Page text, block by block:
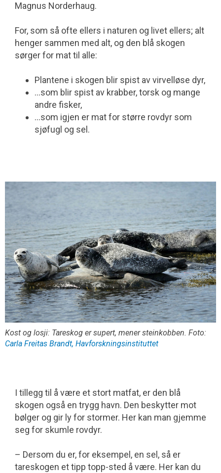
Magnus Norderhaug.
For, som så ofte ellers i naturen og livet ellers; alt
henger sammen med alt, og den blå skogen
sørger for mat til alle:
Plantene i skogen blir spist av virvelløse dyr,
...som blir spist av krabber, torsk og mange
andre fisker,
...som igjen er mat for større rovdyr som
sjøfugl og sel.
Kost og losji: Tareskog er supert, mener steinkobben. Foto:
Carla Freitas Brandt, Havforskningsinstituttet
I tillegg til å være et stort matfat, er den blå
skogen også en trygg havn. Den be­skytter mot
bølger og gir ly for stormer. Her kan man gjemme
seg for skumle rovdyr.
– Dersom du er, for eksempel, en sel, så er
tareskogen et tipp topp-sted å være. Her kan du